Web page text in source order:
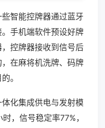
智能控牌器通过蓝牙
手机端软件预设好牌
控牌器接收到信号后
在麻将机洗牌、码牌
。
化集成供电与发射模
，信号稳定率77%，